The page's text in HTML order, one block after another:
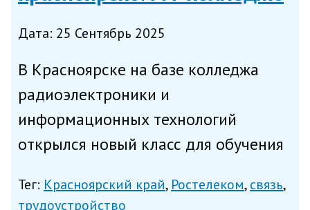
Дата: 25 Сентябрь 2025
В Красноярске на базе колледжа
радиоэлектроники и
информационных технологий
открылся новый класс для обучения
обслуживанию абонентов»,
Тег: Красноярский край Ростелеком связь
трудоустройство